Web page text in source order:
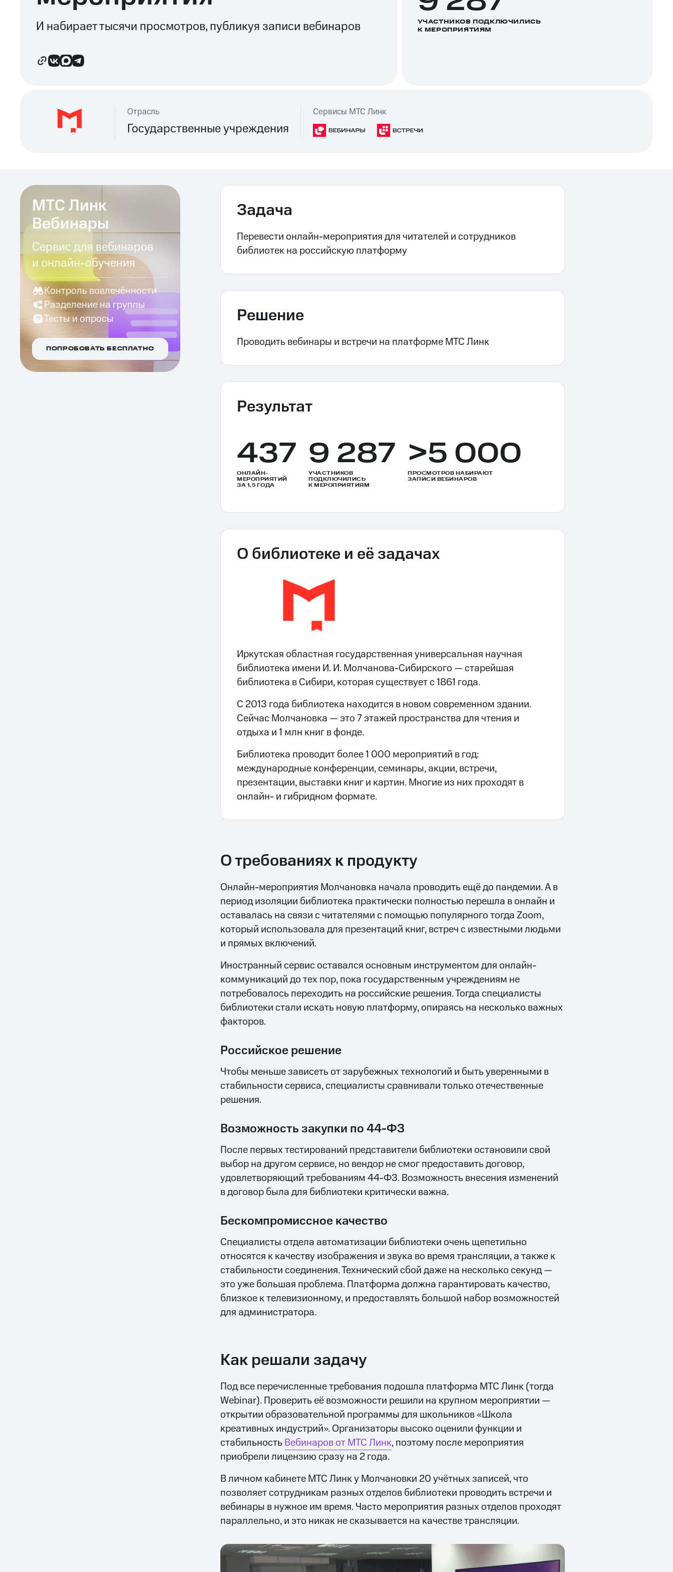
И набирает тысячи просмотров, публикуя записи вебинаров
УЧАСТНИКОВ ПОДКЛЮЧИЛИСЬ
К МЕРОПРИЯТИЯМ
Отрасль
Государственные учреждения
Сервисы МТС Линк
МТС Линк
Вебинары
Сервис для вебинаров
и онлайн-обучения
Контроль вовлечённости
Разделение на группы
Тесты и опросы
ПОПРОБОВАТЬ БЕСПЛАТНО
Задача
Перевести онлайн-мероприятия для читателей и сотрудников
библиотек на российскую платформу
Решение
Проводить вебинары и встречи на платформе МТС Линк
Результат
437
ОНЛАЙН-
МЕРОПРИЯТИЙ
ЗА 1,5 ГОДА
9 287
УЧАСТНИКОВ
ПОДКЛЮЧИЛИСЬ
К МЕРОПРИЯТИЯМ
>5 000
ПРОСМОТРОВ НАБИРАЮТ
ЗАПИСИ ВЕБИНАРОВ
О библиотеке и её задачах
Иркутская областная государственная универсальная научная
библиотека имени И. И. Молчанова-Сибирского — старейшая
библиотека в Сибири, которая существует с 1861 года.
С 2013 года библиотека находится в новом современном здании.
Сейчас Молчановка — это 7 этажей пространства для чтения и
отдыха и 1 млн книг в фонде.
Библиотека проводит более 1 000 мероприятий в год:
международные конференции, семинары, акции, встречи,
презентации, выставки книг и картин. Многие из них проходят в
онлайн- и гибридном формате.
О требованиях к продукту
Онлайн-мероприятия Молчановка начала проводить ещё до пандемии. А в
период изоляции библиотека практически полностью перешла в онлайн и
оставалась на связи с читателями с помощью популярного тогда Zoom,
который использовала для презентаций книг, встреч с известными людьми
и прямых включений.
Иностранный сервис оставался основным инструментом для онлайн-
коммуникаций до тех пор, пока государственным учреждениям не
потребовалось переходить на российские решения. Тогда специалисты
библиотеки стали искать новую платформу, опираясь на несколько важных
факторов.
Российское решение
Чтобы меньше зависеть от зарубежных технологий и быть уверенными в
стабильности сервиса, специалисты сравнивали только отечественные
решения.
Возможность закупки по 44-ФЗ
После первых тестирований представители библиотеки остановили свой
выбор на другом сервисе, но вендор не смог предоставить договор,
удовлетворяющий требованиям 44-ФЗ. Возможность внесения изменений
в договор была для библиотеки критически важна.
Бескомпромиссное качество
Специалисты отдела автоматизации библиотеки очень щепетильно
относятся к качеству изображения и звука во время трансляции, а также к
стабильности соединения. Технический сбой даже на несколько секунд —
это уже большая проблема. Платформа должна гарантировать качество,
близкое к телевизионному, и предоставлять большой набор возможностей
для администратора.
Как решали задачу
Под все перечисленные требования подошла платформа МТС Линк (тогда
Webinar). Проверить её возможности решили на крупном мероприятии —
открытии образовательной программы для школьников «Школа
креативных индустрий». Организаторы высоко оценили функции и
стабильностьВебинаров от МТС Линк, поэтому после мероприятия
приобрели лицензию сразу на 2 года.
В личном кабинете МТС Линк у Молчановки 20 учётных записей, что
позволяет сотрудникам разных отделов библиотеки проводить встречи и
вебинары в нужное им время. Часто мероприятия разных отделов проходят
параллельно, и это никак не сказывается на качестве трансляции.